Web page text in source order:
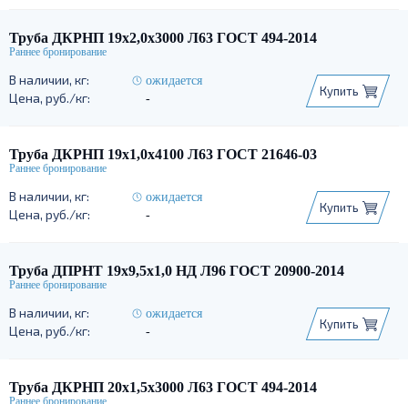
Труба ДКРНП 19х2,0х3000 Л63 ГОСТ 494-2014
ожидается
-
Купить
Труба ДКРНП 19х1,0х4100 Л63 ГОСТ 21646-03
ожидается
-
Купить
Труба ДПРНТ 19х9,5х1,0 НД Л96 ГОСТ 20900-2014
ожидается
-
Купить
Труба ДКРНП 20х1,5х3000 Л63 ГОСТ 494-2014